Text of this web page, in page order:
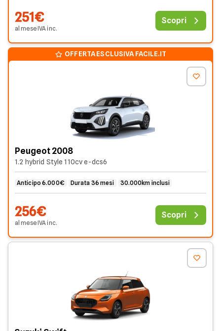
251€
al meseIVAinc.
Scopri
OFFERTA ESCLUSIVA FACILE.IT
Peugeot 2008
1.2 hybrid Style 110cv e-dcs6
Anticipo 6.000€ Durata 36 mesi 30.000km inclusi
256€
al meseIVAinc.
Scopri